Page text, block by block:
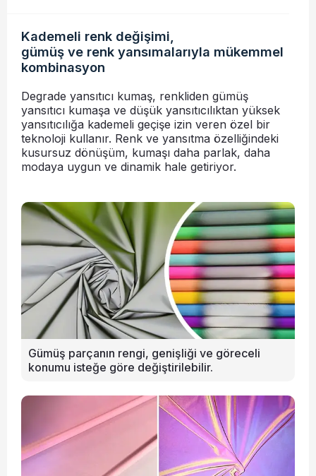
Kademeli renk değişimi,
gümüş ve renk yansımalarıyla mükemmel
kombinasyon
Degrade yansıtıcı kumaş, renkliden gümüş
yansıtıcı kumaşa ve düşük yansıtıcılıktan yüksek
yansıtıcılığa kademeli geçişe izin veren özel bir
teknoloji kullanır. Renk ve yansıtma özelliğindeki
kusursuz dönüşüm, kumaşı daha parlak, daha
modaya uygun ve dinamik hale getiriyor.
Gümüş parçanın rengi, genişliği ve göreceli
konumu isteğe göre değiştirilebilir.